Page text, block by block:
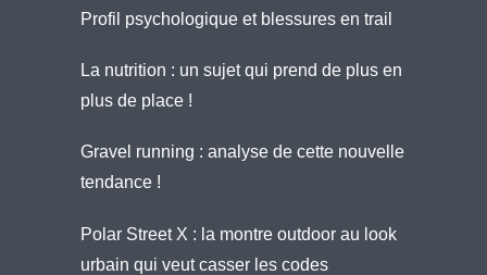
Profil psychologique et blessures en trail
La nutrition : un sujet qui prend de plus en
plus de place !
Gravel running : analyse de cette nouvelle
tendance !
Polar Street X : la montre outdoor au look
urbain qui veut casser les codes